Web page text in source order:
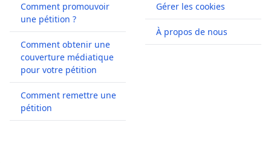
Comment promouvoir
une pétition ?
Comment obtenir une
couverture médiatique
pour votre pétition
Comment remettre une
pétition
Gérer les cookies
À propos de nous